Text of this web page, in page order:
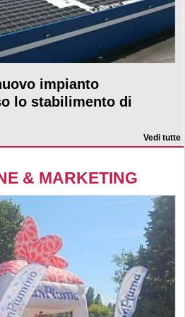
impianto
lo stabilimento di
Vedi tutte
& MARKETING